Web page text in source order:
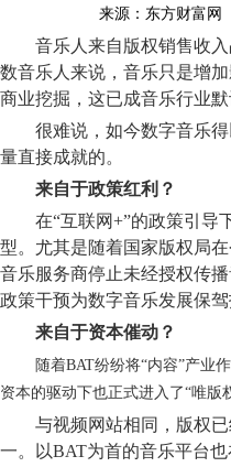
来源：东方财富网
音乐人来自版权销售收
数音乐人来说，音乐只是增
商业挖掘，这已成音乐行业默
很难说，如今数字音乐
量直接成就的。
来自于政策红利？
在“互联网+”的政策引导
型。尤其是随着国家版权局
音乐服务商停止未经授权传
政策干预为数字音乐发展保驾
来自于资本催动？
随着BAT纷纷将“内容”产业
资本的驱动下也正式进入了“唯版
与视频网站相同，版权
一。以BAT为首的音乐平台